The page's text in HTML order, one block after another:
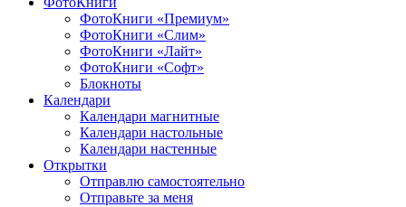
ФотоКниги «Премиум»
ФотоКниги «Слим»
ФотоКниги «Лайт»
ФотоКниги «Софт»
Блокноты
Календари
Календари магнитные
Календари настольные
Календари настенные
Открытки
Отправлю самостоятельно
Отправьте за меня